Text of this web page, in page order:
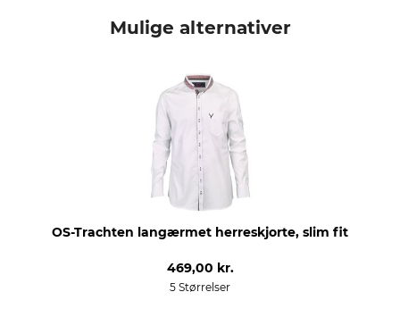
Tørring
Tør ikke i tørretumbleren
Professionel tekstilpleje
Professionel tørrensning,
normal proces
Pasform
farve
Mulige alternativer
OS-Trachten langærmet herreskjorte, slim fit
469,00 kr.
5 Størrelser